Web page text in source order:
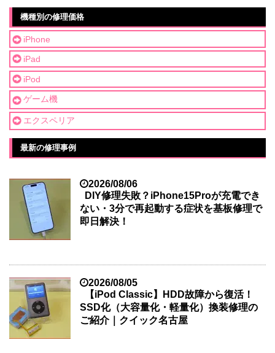
機種別の修理価格
iPhone
iPad
iPod
ゲーム機
エクスペリア
最新の修理事例
2026/08/06
DIY修理失敗？iPhone15Proが充電でき
ない・3分で再起動する症状を基板修理で
即日解決！
2026/08/05
【iPod Classic】HDD故障から復活！
SSD化（大容量化・軽量化）換装修理の
ご紹介｜クイック名古屋